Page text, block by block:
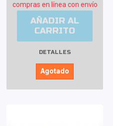
compras en línea con envío
AÑADIR AL
CARRITO
DETALLES
Agotado